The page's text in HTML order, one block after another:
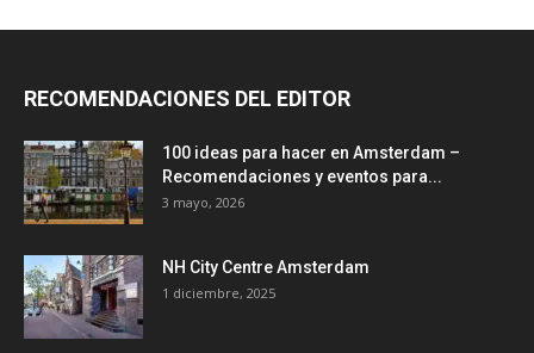
RECOMENDACIONES DEL EDITOR
100 ideas para hacer en Amsterdam –
Recomendaciones y eventos para...
3 mayo, 2026
NH City Centre Amsterdam
1 diciembre, 2025